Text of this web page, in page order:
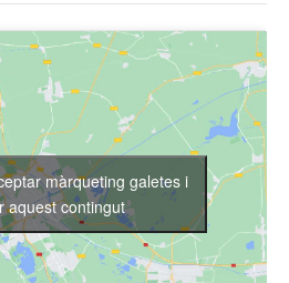
màrqueting galetes i
aquest contingut